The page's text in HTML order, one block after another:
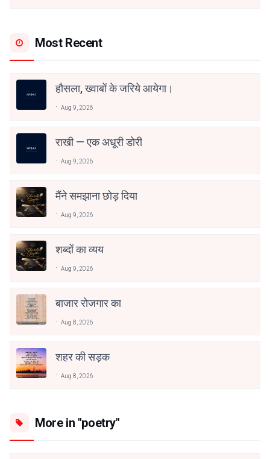
Most Recent
हौसला, ख्वाबों के जरिये आयेगा।
Aug 9, 2026
राखी — एक अधूरी डोरी
Aug 9, 2026
मैंने समझाना छोड़ दिया
Aug 9, 2026
शब्दों का व्यय
Aug 9, 2026
बाजार रोजगार का
Aug 8, 2026
शहर की सड़क
Aug 8, 2026
More in "poetry"